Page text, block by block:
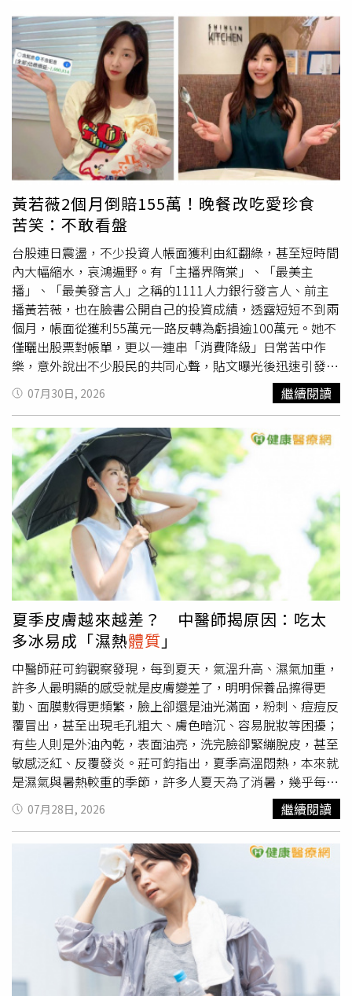
習慣後仍反覆發作（內容授權提供／常春月刊）【延伸閱
讀】夏天皮膚越來越差？中醫揭原因不只是「太熱」 大量
爆汗為何不見得好？曬太陽15分鐘就能傷皮膚？研究揭紫外
線影響 時間、地點也是關鍵
https://www.healthnews.com.tw/readnews.php?
id=69319
監測，並記錄不同時段的眼壓變化。結果發現，他的眼壓在
清晨時段經常超過25 mmHg，甚至多次超過30 mmHg，而
白天門診量測時則維持在正常範圍。透過居家監測，醫師得
以掌握王先生全天眼壓變化，發現過去未曾注意到的眼壓高
峰，並據以調整後續治療評估與管理方向，以降低視神經持
續受損風險。青光眼高風險族群 應養成定期檢查習慣青光
眼主要與眼內房水循環異常、眼壓升高，以及視神經對眼壓
耐受性較差等因素有關，最終可能造成視神經不可逆損傷。
葉柏漢醫師提醒，40歲以上民眾、高度近視患者、有青光眼
家族史者、有睡眠呼吸中止症或嚴重打鼾者，以及患有高血
壓、糖尿病等慢性疾病者，都屬於青光眼高風險族群，應養
成定期接受眼科檢查的習慣。除了量測眼壓外，也建議定期
接受眼底檢查及視神經評估，及早發現異常，把握治療時
機。【延伸閱讀】青光眼患者必看！食藥署：1族群眼藥水
別點錯 長期用「這類藥」留意眼壓為何青光眼一定要控眼
壓？醫解析「青光眼導流支架」微創手術新選擇！
https://www.healthnews.com.tw/readnews.php?
id=69307
數度失控，只好急忙喊卡。他苦笑自嘲差點變身「鼻涕王
子」，「超怕沾到Alex身上！」在河堤拍戲時，Alex心疼易
恩鼻涕流個不停，不顧髒污伸手幫他擦拭。聽聞此事，人高
馬大的易恩頓時脹紅雙頰直呼：「不要說這個啦！」因此兩
人被劇組封為「黏TT」CP。男團「rayZ」成員們也在拍攝
過程中建立起深厚情感。陳俊希回憶拍吃零食的戲碼時，大
家因為玩得太投入接連NG，導演不但沒動怒，反而鼓勵他
們多嘗試，只為捕捉最真實的畫面；劉浩文對於殺青則開心
直呼：「心中的巨石終於可以放下了！」但同時也捨不得時
光飛逝；威廉特地親手製作感謝卡送給工作人員，感慨表
示：「有種看完演唱會意猶未盡的感覺。」忙內劉宥慳則自
曝原本不擅長主動交流，但在團員陪伴下學會如何與人相
處，成為這趟旅程最珍貴的回憶。Alex 與陳俊希、劉浩文、
威廉、劉宥慳組男團「rayZ」，成員間建立好感情。（圖／
LINE TV）侯彥西在劇中飾演易恩的經紀人「Nicolas」，因
英文名字與尼可拉斯·凱吉相同，他特地揣摩其瘋癲風格與
易恩飆戲，擦出許多精彩火花。兩人逗趣的互動帶來不少笑
點，他直言想打破經紀人沉穩幹練的刻板印象，笑稱：
「對！我就是想搶戲！」榮登本劇的搞笑擔當。侯彥西還自
曝，在片場看到易恩與Alex吻戲親得太過忘我，讓他戲癮上
身化身「親密戲導師」，現場指導：「嘴唇別太嘟，畫面才
會更漂亮！」在一番悉心指導下，這場吻戲拍攝得更加唯
美，侯彥西更讚許易恩「親得很性感」，讓易恩再度羞澀回
應：「就跟著心動的感覺走。」巴鈺則飾演男團rayZ的經紀
人「方姐」，她形容這群男孩就像乾淨的白紙，內心真誠且
充滿熱情，打趣道：「怎麼看都像我十年後的兒子！」讓她
忍不住投入更多情感。殺青之際她大方送上祝福：「希望大
家能好好支持這群孩子！」此外，劇組特別邀請許孟哲驚喜
客串，與易恩有精彩對手戲。雖然劇組對其角色內容保密到
家，但許孟哲透露難得挑戰這類型角色，對成品格外期待，
笑說：「只客串一天真的不過癮！」本身就是表演老師的黃
云歆，不僅飾演劇中劇導演，戲外更身兼易恩與Alex的表演
指導，從劇本分析到現場拍攝全程參與，肩負重任的她笑
稱：「精神都花在這兩位身上了。」她形容易恩悟性極高，
而Alex則非常努力：「很感動能成為易恩和Alex的指路
人！」巴鈺飾演男團 rayZ 經紀人「方姐」，直呼像十年後
的兒子。（圖／LINE TV）
黃若薇2個月倒賠155萬！晚餐改吃愛珍食
苦笑：不敢看盤
台股連日震盪，不少投資人帳面獲利由紅翻綠，甚至短時間
內大幅縮水，哀鴻遍野。有「主播界隋棠」、「最美主
播」、「最美發言人」之稱的1111人力銀行發言人、前主
播黃若薇，也在臉書公開自己的投資成績，透露短短不到兩
個月，帳面從獲利55萬元一路反轉為虧損逾100萬元。她不
僅曬出股票對帳單，更以一連串「消費降級」日常苦中作
樂，意外說出不少股民的共同心聲，貼文曝光後迅速引發熱
烈討論。黃若薇貼出股票帳戶截圖，帳面損益顯示為負100
萬814元，並寫下：「6月初個人股市戰績＋55萬，7月底個
人股市戰績－100萬。」短短不到兩個月，帳面損益反轉超
過155萬元，讓她忍不住自嘲：「真的不知道該說什麼。」
為了苦中作樂，她還分享自己的「消費降級」生活，笑稱早
餐從麥當勞改成7-ELEVEN，午餐從健康餐盒變成OK便利商
店，晚餐則從臭臭鍋改成到全家便利商店尋找「愛珍食」優
惠商品，就連想吹冷氣，也直接到7-ELEVEN或全家待著，
笑說「全家就是你家」，至少還能免費吹冷氣。她也透露，
最近同事發現她素顏上班，好奇問她：「妳今天怎麼素
顏？」她則笑著回答：「因為我要省化妝品、省髮膠、省吹
風機的電費。」最後還附上一句「堅強的笑」，用幽默化解
帳面虧損帶來的無奈。貼文曝光後，不少股民紛紛留言互相
打氣，「還好，放久一點就回來了」、「不要一直看盤」、
「今年大家都一樣」、「繼續撐，總有一天會漲回來」，也
有人苦笑表示「同是天涯淪落人」、「這幾天公園應該很多
人」、「有要一起去撿紙箱嗎」、「還有超商可以吃，我現
在都吃土」、「薇仙女還有便利商店，我只能蹲在地上看妳
吃」，留言區充滿苦中作樂的氣氛。對於網友建議別再一直
盯盤，黃若薇也親自回覆，坦言自己其實已經一個星期不敢
打開股票帳戶，「我已經一個禮拜都不敢看了，一打開就變
成這樣。」面對有人笑稱她根本是「賭徒」，她則澄清，自
己投資的都是基本面穩健、
良好的公司，並非盲目追高
殺低，因此仍相信長期投資的價值。不少網友表示，相較於
百萬元的帳面虧損，更讓人有共鳴的是她把生活開銷一路
「降級」的描述，從速食店、健康餐盒、小火鍋一路變成便
利商店，甚至連吹冷氣、化妝品和吹風機電費都拿來開玩
笑，完全演出近期不少台股投資人的真實生活，也讓這篇貼
文成為股民互相取暖、分享心情的熱門話題。前主播黃若薇
公開股票帳戶對帳單，短短不到兩個月，帳面由獲利55萬元
反轉為虧損逾100萬元。（圖／翻攝自臉書，黃若薇 Vivi -主
07月30日, 2026 繼續閱讀
夏季皮膚越來越差？ 中醫師揭原因：吃太
多冰易成「濕熱體質 」
中醫師莊可鈞觀察發現，每到夏天，氣溫升高、濕氣加重，
許多人最明顯的感受就是皮膚變差了，明明保養品擦得更
勤、面膜敷得更頻繁，臉上卻還是油光滿面，粉刺、痘痘反
覆冒出，甚至出現毛孔粗大、膚色暗沉、容易脫妝等困擾；
有些人則是外油內乾，表面油亮，洗完臉卻緊繃脫皮，甚至
敏感泛紅、反覆發炎。莊可鈞指出，夏季高溫悶熱，本來就
是濕氣與暑熱較重的季節，許多人夏天為了消暑，幾乎每天
一杯手搖飲、過度吃冰，若再加上熬夜、壓力大、長時間待
冷氣房、作息混亂、流汗過多等生活習慣，就容易讓體內濕
熱堆積、氣血耗損、津液不足，進一步反映在臉部出油、痘
痘、粉刺、暗沉、乾燥與敏感等問題上。中醫認為「脾主運
化」，莊可鈞說明，脾胃負責食物消化、水分代謝與營養輸
送，若長期攝取過多甜食、冰品與精緻澱粉，容易損傷脾胃
功能，使體內水濕無法正常代謝，逐漸形成「痰濕」。尤其
夏季原本濕熱較盛，如果又大量攝取甜食與冰品，濕氣與熱
邪交雜，就容易形成「濕熱體質」；當濕熱往上熏蒸到臉
部，便可能出現油脂分泌旺盛、毛孔粗大、粉刺增加、痘痘
反覆發炎等情況。手搖飲、冰品吃太多，易助濕生熱莊可鈞
07月28日, 2026 繼續閱讀